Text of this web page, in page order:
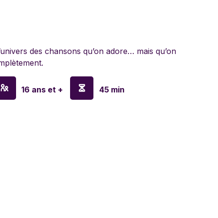
Games
des chansons qu’on adore… mais qu’on
16 ans et + 45 min